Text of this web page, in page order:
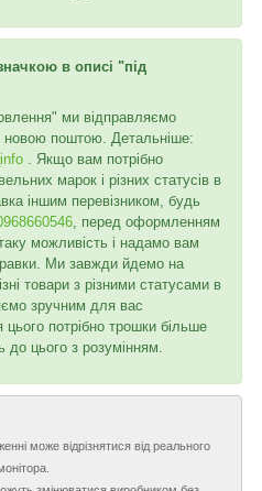
в описі "під
ми відправляємо
новою поштою. Детальніше:
. Якщо вам потрібно
марок і різних статусів в
іншим перевізником, будь
, перед оформленням
можливість і надамо вам
Ми завжди йдемо на
товари з різними статусами в
зручним для вас
потрібно трошки більше
цього з розумінням.
може відрізнятися від реального